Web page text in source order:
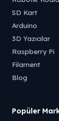
SD Kart
Arduino
3D Yazıcılar
Raspberry Pi
Filament
Blog
Popüler